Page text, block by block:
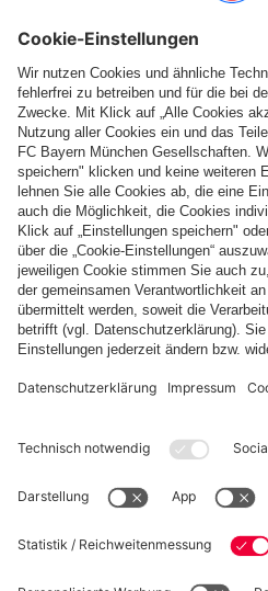
21 Bumm, Benedikt
Legende:
P Pappnasenblitz
O Osterblitz
C ConSol*-Cup
A Adolf-Anderssen-Pokal
W Wies'n Blitz
H Herbst-Pokal der Blitzer